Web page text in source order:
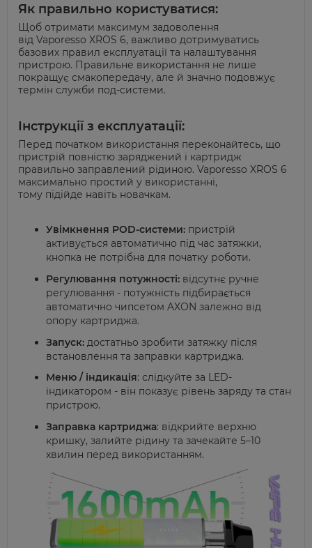
Як правильно користуватися:
Щоб отримати максимум задоволення
від Vaporesso XROS 6, важливо дотримуватись
базових правил експлуатації та налаштування
пристрою. Правильне використання не лише
покращує смакопередачу, але й значно подовжує
термін служби под-системи.
Інструкції з експлуатації:
Перед початком використання переконайтесь, що
пристрій повністю заряджений і картридж
правильно заправлений рідиною. Vaporesso XROS 6
максимально простий у використанні,
тому підійде навіть новачкам.
Увімкнення POD-системи: пристрій
активується автоматично під час затяжки,
кнопка не потрібна для початку роботи.
Регулювання потужності: відсутнє ручне
регулювання - потужність підбирається
автоматично чипсетом AXON залежно від
опору картриджа.
Запуск: достатньо зробити затяжку після
встановлення та заправки картриджа.
Меню / індикація: слідкуйте за LED-
індикатором - він показує рівень заряду та стан
пристрою.
Заправка картриджа: відкрийте верхню
кришку, залийте рідину та зачекайте 5–10
хвилин перед використанням.